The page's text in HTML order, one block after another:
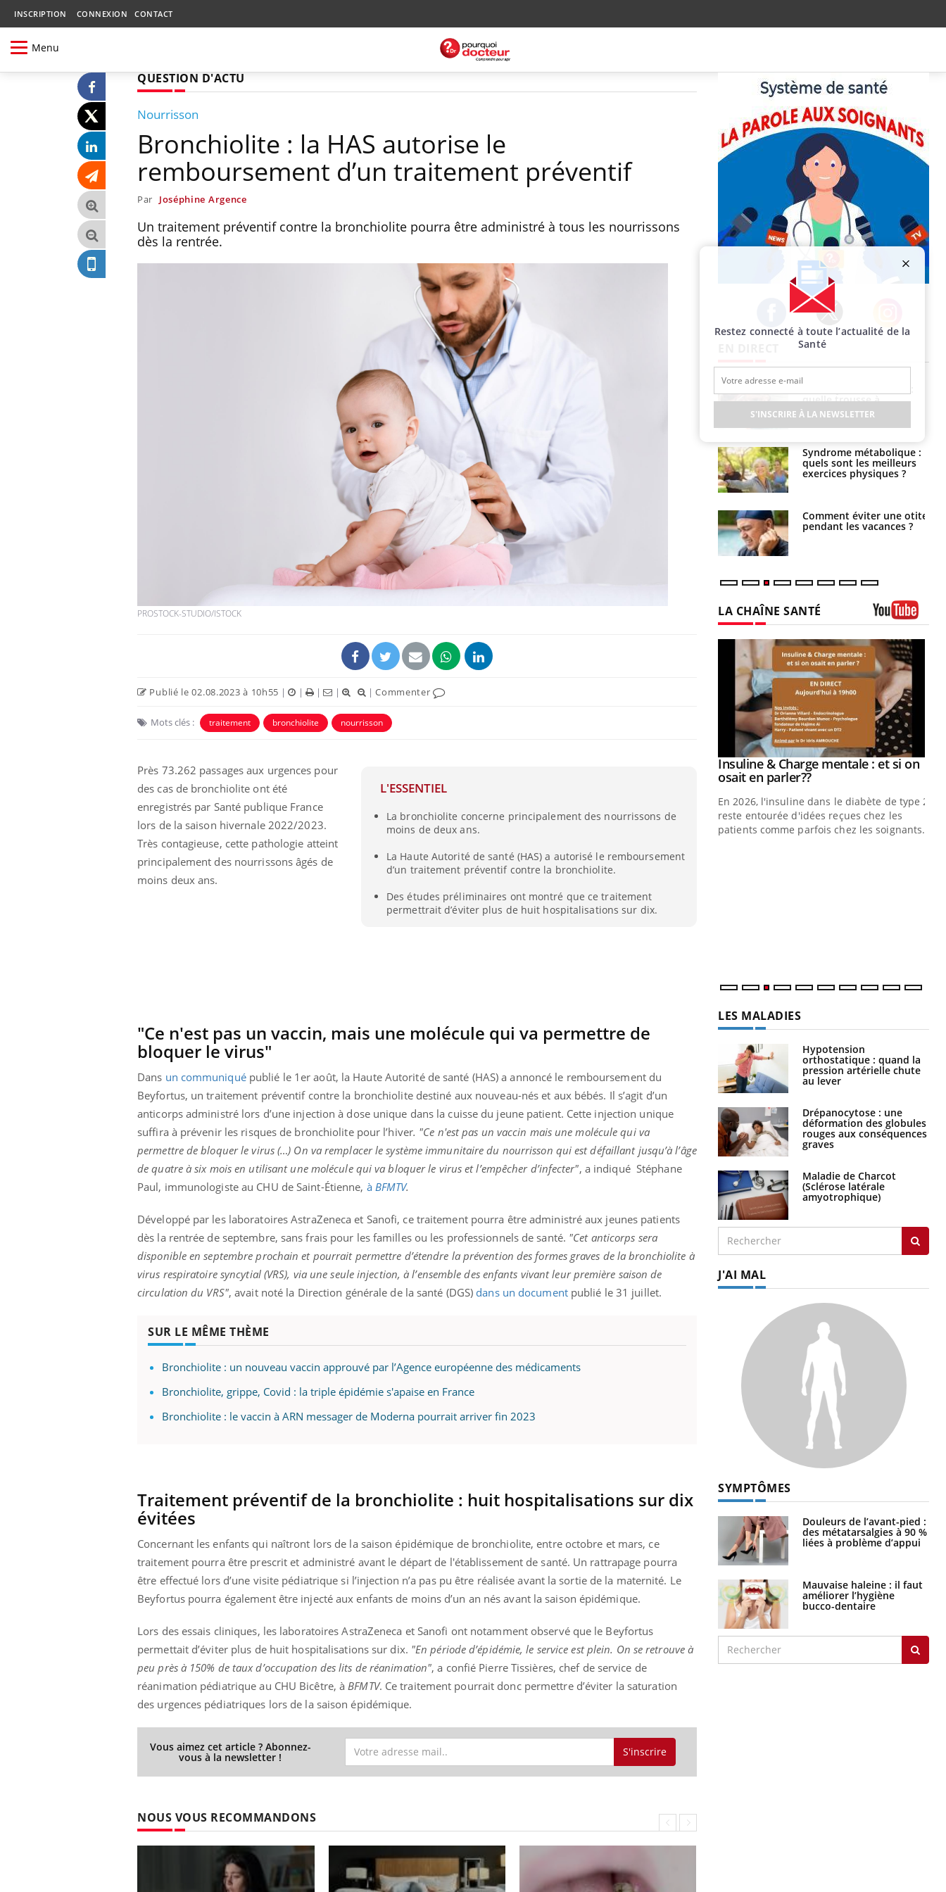
INSCRIPTION CONNEXION CONTACT
Menu
QUESTION D'ACTU
Nourrisson
Bronchiolite : la HAS autorise le
remboursement d’un traitement préventif
Par Joséphine Argence
Un traitement préventif contre la bronchiolite pourra être administré à tous les nourrissons
dès la rentrée.
PROSTOCK-STUDIO/ISTOCK
Publié le 02.08.2023 à 10h55 | | | | |Commenter
Mots clés : traitement bronchiolite nourrisson
L'ESSENTIEL
La bronchiolite concerne principalement des nourrissons de
moins de deux ans.
La Haute Autorité de santé (HAS) a autorisé le remboursement
d’un traitement préventif contre la bronchiolite.
Des études préliminaires ont montré que ce traitement
permettrait d’éviter plus de huit hospitalisations sur dix.
Près 73.262 passages aux urgences pour
des cas de bronchiolite ont été
enregistrés par Santé publique France
lors de la saison hivernale 2022/2023.
Très contagieuse, cette pathologie atteint
principalement des nourrissons âgés de
moins deux ans.
"Ce n'est pas un vaccin, mais une molécule qui va permettre de
bloquer le virus"
Dans un communiquépublié le 1er août, la Haute Autorité de santé (HAS) a annoncé le remboursement du
Beyfortus, un traitement préventif contre la bronchiolite destiné aux nouveau-nés et aux bébés. Il s’agit d’un
anticorps administré lors d’une injection à dose unique dans la cuisse du jeune patient. Cette injection unique
suffira à prévenir les risques de bronchiolite pour l’hiver. "Ce n'est pas un vaccin mais une molécule qui va
permettre de bloquer le virus (…) On va remplacer le système immunitaire du nourrisson qui est défaillant jusqu’à l’âge
de quatre à six mois en utilisant une molécule qui va bloquer le virus et l’empêcher d’infecter", a indiqué Stéphane
Paul, immunologiste au CHU de Saint-Étienne, à BFMTV.
Développé par les laboratoires AstraZeneca et Sanofi, ce traitement pourra être administré aux jeunes patients
dès la rentrée de septembre, sans frais pour les familles ou les professionnels de santé. "Cet anticorps sera
disponible en septembre prochain et pourrait permettre d’étendre la prévention des formes graves de la bronchiolite à
virus respiratoire syncytial (VRS), via une seule injection, à l’ensemble des enfants vivant leur première saison de
circulation du VRS", avait noté la Direction générale de la santé (DGS) dans un documentpublié le 31 juillet.
SUR LE MÊME THÈME
Bronchiolite : un nouveau vaccin approuvé par l’Agence européenne des médicaments
Bronchiolite, grippe, Covid : la triple épidémie s'apaise en France
Bronchiolite : le vaccin à ARN messager de Moderna pourrait arriver fin 2023
Traitement préventif de la bronchiolite : huit hospitalisations sur dix
évitées
Concernant les enfants qui naîtront lors de la saison épidémique de bronchiolite, entre octobre et mars, ce
traitement pourra être prescrit et administré avant le départ de l'établissement de santé. Un rattrapage pourra
être effectué lors d’une visite pédiatrique si l’injection n’a pas pu être réalisée avant la sortie de la maternité. Le
Beyfortus pourra également être injecté aux enfants de moins d’un an nés avant la saison épidémique.
Lors des essais cliniques, les laboratoires AstraZeneca et Sanofi ont notamment observé que le Beyfortus
permettait d’éviter plus de huit hospitalisations sur dix. "En période d’épidémie, le service est plein. On se retrouve à
peu près à 150% de taux d’occupation des lits de réanimation", a confié Pierre Tissières, chef de service de
réanimation pédiatrique au CHU Bicêtre, à BFMTV. Ce traitement pourrait donc permettre d’éviter la saturation
des urgences pédiatriques lors de la saison épidémique.
Vous aimez cet article ? Abonnez-
vous à la newsletter ! S'inscrire
NOUS VOUS RECOMMANDONS
Facebook Twitter Instagram
Les crises d’angoisse
peuvent-elles survenir
sans raison apparente ?
Fatigue en vacances :
normal ou signe d’une
maladie ?
Et si les caries pouvaient
bientôt disparaître sans
plombage ?
sensible ou simplement
très empathique ?
quelle trousse à
pharmacie pour les
vacances ?
Syndrome métabolique :
quels sont les meilleurs
exercices physiques ?
Comment éviter une otite
pendant les vacances ?
LA CHAÎNE SANTÉ
expliquer ma maladie
d'autres non ! D'un côté, poser des
questions sur la maladie d'un proche c'est
montrer ...
même alopécie… Les symptômes de la
Youtube
Insuline & Charge mentale : et si on
osait en parler??Youtube
En 2026, l'insuline dans le diabète de type 2
reste entourée d'idées reçues chez les
patients comme parfois chez les soignants.
LES MALADIES
Hypotension
orthostatique : quand la
pression artérielle chute
au lever
Drépanocytose : une
déformation des globules
rouges aux conséquences
graves
Maladie de Charcot
(Sclérose latérale
amyotrophique)
J'AI MAL
SYMPTÔMES
Douleurs de l’avant-pied :
des métatarsalgies à 90 %
liées à problème d’appui
Mauvaise haleine : il faut
améliorer l’hygiène
bucco-dentaire
Restez connecté à toute l’actualité de la
Santé
S'INSCRIRE À LA NEWSLETTER